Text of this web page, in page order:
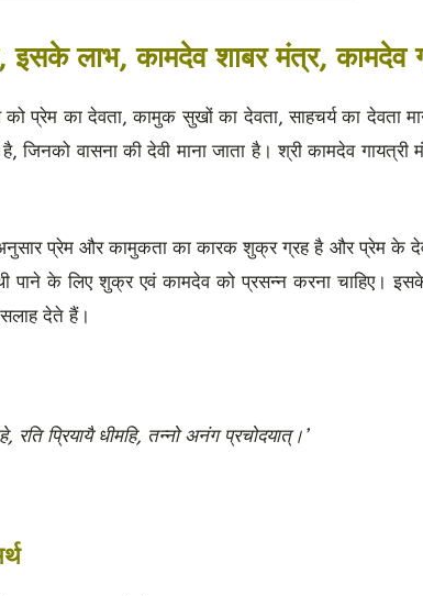
इसके लाभ, कामदेव शाबर मंत्र, कामदेव
को प्रेम का देवता, कामुक सुखों का देवता, साहचर्य का देवता
जिनको वासना की देवी माना जाता है। श्री कामदेव
प्रेम और कामुकता का कारक शुक्र ग्रह है और प्रेम के
पाने के लिए शुक्र एवं कामदेव को प्रसन्न करना चाहिए।
देते हैं।
रति प्रियायै धीमहि, तन्नो अनंग प्रचोदयात्।’